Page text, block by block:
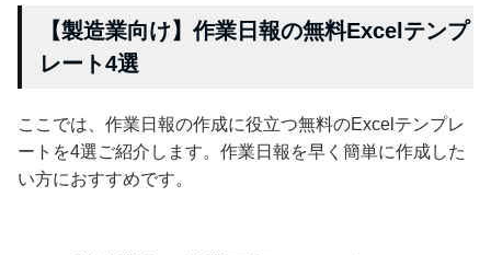
【製造業向け】作業日報の無料Excelテンプ
レート4選
ここでは、作業日報の作成に役立つ無料のExcelテンプレ
ートを4選ご紹介します。作業日報を早く簡単に作成した
い方におすすめです。